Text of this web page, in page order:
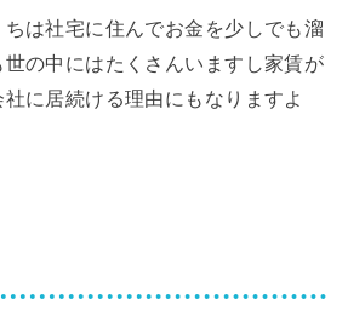
は社宅に住んでお金を少しでも溜
の中にはたくさんいますし家賃が
に居続ける理由にもなりますよ